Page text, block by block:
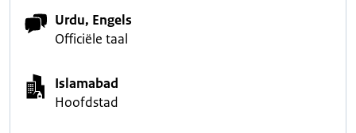
Urdu, Engels
Officiële taal
Islamabad
Hoofdstad